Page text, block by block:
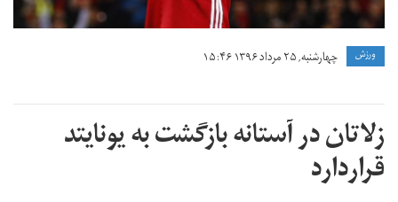
ورزش چهارشنبه, ۲۵ مرداد ۱۳۹۶ ۱۵:۴۶
زلاتان در آستانه بازگشت به یونایتد
قراردارد